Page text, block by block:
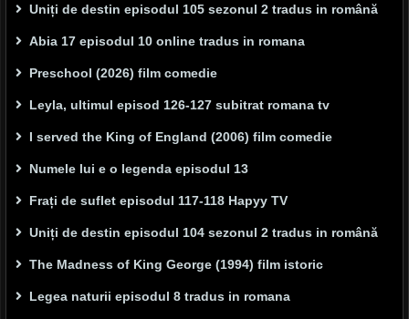
Uniți de destin episodul 105 sezonul 2 tradus in română
Abia 17 episodul 10 online tradus in romana
Preschool (2026) film comedie
Leyla, ultimul episod 126-127 subitrat romana tv
I served the King of England (2006) film comedie
Numele lui e o legenda episodul 13
Frați de suflet episodul 117-118 Hapyy TV
Uniți de destin episodul 104 sezonul 2 tradus in română
The Madness of King George (1994) film istoric
Legea naturii episodul 8 tradus in romana